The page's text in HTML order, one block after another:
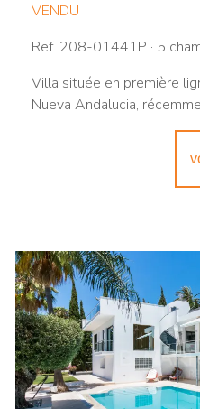
VENDU
Ref. 208-01441P · 5
Villa située en première
Nueva Andalucia,